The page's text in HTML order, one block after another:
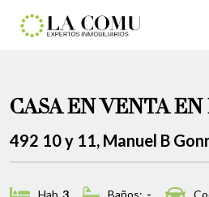
CASA EN VENTA
492 10 y 11, Manuel B